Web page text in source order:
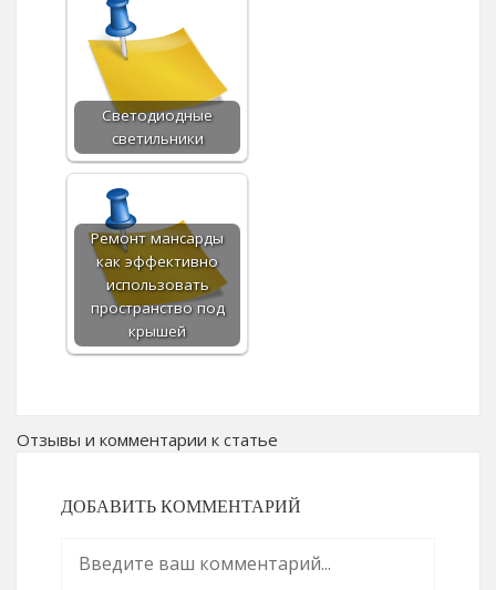
Светодиодные
светильники
Ремонт мансарды
как эффективно
использовать
пространство под
крышей
Отзывы и комментарии к статье
ДОБАВИТЬ КОММЕНТАРИЙ